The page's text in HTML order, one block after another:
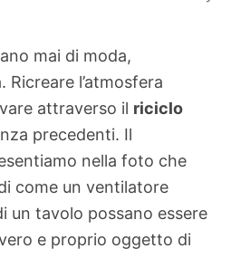
mai di moda,
l’atmosfera
attraverso il riciclo
precedenti. Il
nella foto che
come un ventilatore
un tavolo possano essere
e proprio oggetto di